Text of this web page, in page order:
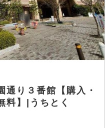
通り３番館【購入・
料】|うちとく